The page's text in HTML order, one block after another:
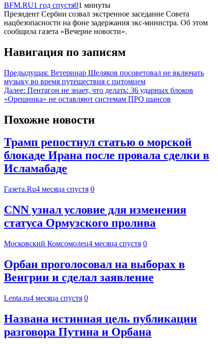
BFM.RU1 год спустя01 минуты
Президент Сербии созвал экстренное заседание Совета
нацбезопасности на фоне задержания экс-министра. Об этом
сообщила газета «Вечерне новости».
Навигация по записям
Предыдущая: Ветеринар Шеляков посоветовал не включать
музыку во время путешествия с питомцем
Далее: Пентагон не знает, что делать: 36 ударных блоков
«Орешника» не оставляют системам ПРО шансов
Похожие новости
Трамп репостнул статью о морской
блокаде Ирана после провала сделки в
Исламабаде
Газета.Ru4 месяца спустя 0
CNN узнал условие для изменения
статуса Ормузского пролива
Московский Комсомолец4 месяца спустя 0
Орбан проголосовал на выборах в
Венгрии и сделал заявление
Lenta.ru4 месяца спустя 0
Названа истинная цель публикации
разговора Путина и Орбана